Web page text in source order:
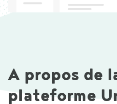
A propos de
plateforme